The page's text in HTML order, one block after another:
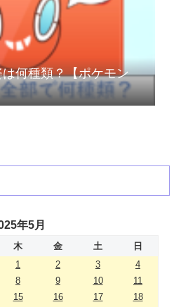
何種類？【ポケモン
年5月
木 金 土
日
1
2 3
4
8 9 10
11
15 16 17
18